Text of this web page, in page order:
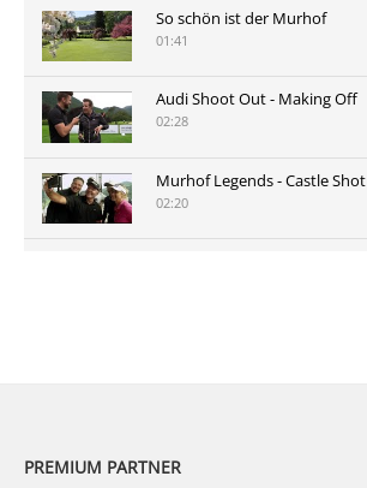
So schön ist der Murhof
01:41
Audi Shoot Out - Making Off
02:28
Murhof Legends - Castle Shot
02:20
PREMIUM PARTNER